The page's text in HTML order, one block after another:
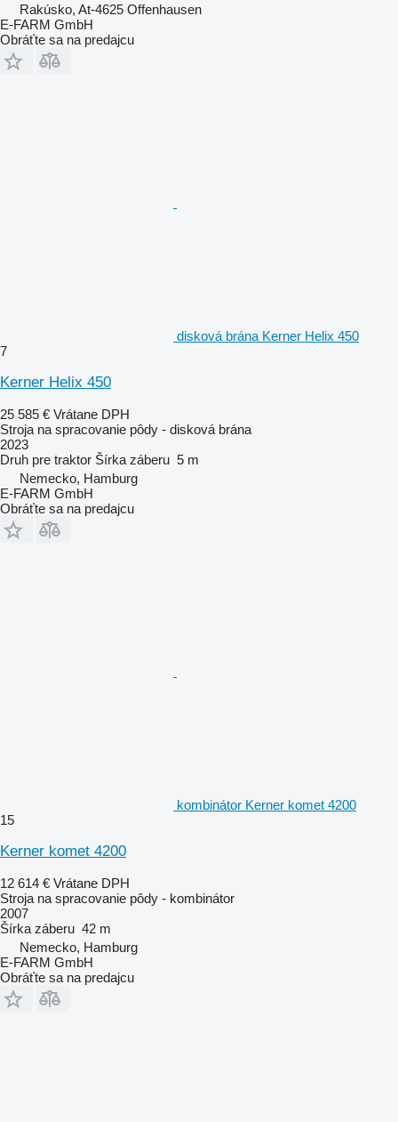
Rakúsko, At-4625 Offenhausen
E-FARM GmbH
Obráťte sa na predajcu
disková brána Kerner Helix 450
7
Kerner Helix 450
25 585 € Vrátane DPH
Stroja na spracovanie pôdy - disková brána
2023
Druh pre traktor Šírka záberu 5 m
Nemecko, Hamburg
E-FARM GmbH
Obráťte sa na predajcu
kombinátor Kerner komet 4200
15
Kerner komet 4200
12 614 € Vrátane DPH
Stroja na spracovanie pôdy - kombinátor
2007
Šírka záberu 42 m
Nemecko, Hamburg
E-FARM GmbH
Obráťte sa na predajcu